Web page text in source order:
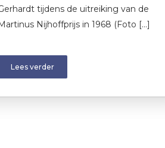
tijdens de uitreiking van de
Martinus Nijhoffprijs in 1968 (Foto […]
Lees verder